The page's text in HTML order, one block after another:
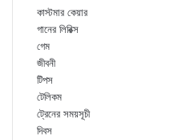
কাস্টমার কেয়ার
গানের লিরিক্স
গেম
জীবনী
টিপস
টেলিকম
ট্রেনের সময়সূচী
দিবস